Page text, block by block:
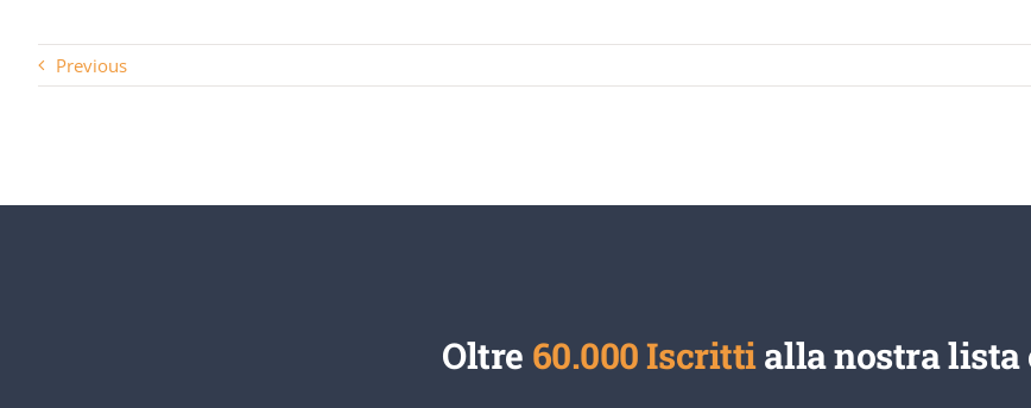
Previous
Oltre 60.000 Iscrittialla nostra lista